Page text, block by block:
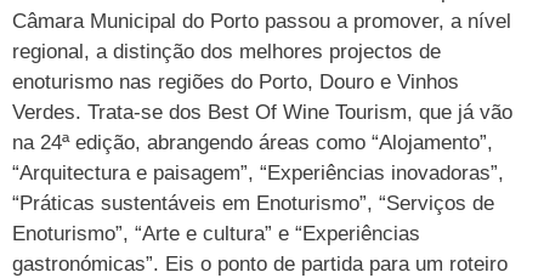
Câmara Municipal do Porto passou a promover, a nível
regional, a distinção dos melhores projectos de
enoturismo nas regiões do Porto, Douro e Vinhos
Verdes. Trata-se dos Best Of Wine Tourism, que já vão
na 24ª edição, abrangendo áreas como “Alojamento”,
“Arquitectura e paisagem”, “Experiências inovadoras”,
“Práticas sustentáveis em Enoturismo”, “Serviços de
Enoturismo”, “Arte e cultura” e “Experiências
gastronómicas”. Eis o ponto de partida para um roteiro